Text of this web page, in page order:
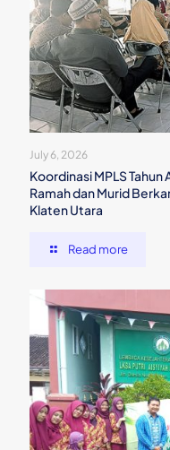
July 6, 2026
Koordinasi MPLS
Ramah dan Murid
Klaten Utara
Read more